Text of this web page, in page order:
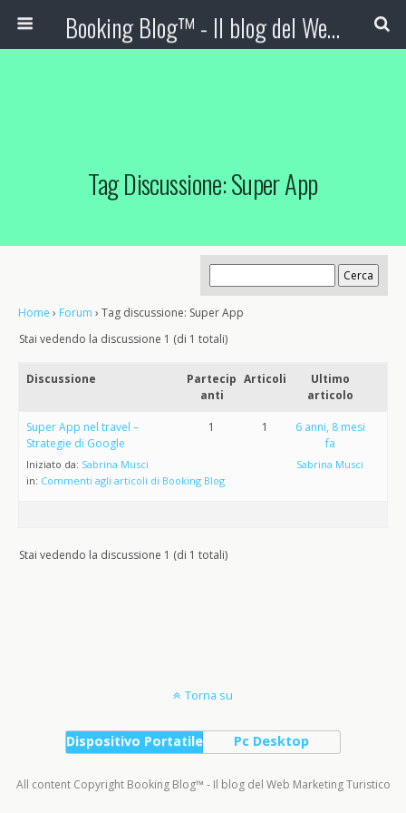
Booking Blog™ - Il blog del Web Marketing Turistico
Tag Discussione: Super App
Home › Forum › Tag discussione: Super App
Stai vedendo la discussione 1 (di 1 totali)
Discussione
Partecip
anti
Articoli
Ultimo
articolo
Super App nel travel –
Strategie di Google
Iniziato da: Sabrina Musci
in: Commenti agli articoli di Booking Blog
1 1
6 anni, 8 mesi
fa
Sabrina Musci
Stai vedendo la discussione 1 (di 1 totali)
Torna su
Dispositivo Portatile Pc Desktop
All content Copyright Booking Blog™ - Il blog del Web Marketing Turistico